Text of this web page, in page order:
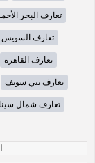
تعارف البحر الأحمر
تعارف السويس
تعارف القاهرة
تعارف بني سويف
تعارف شمال